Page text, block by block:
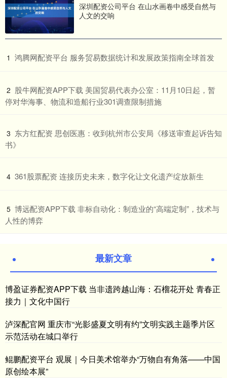
深圳配资公司平台 在山水画卷中感受自然与
人文的交响
1 ​鸿腾网配资平台 服务贸易数据统计和发展政策指南全球首发
2 ​股牛网配资APP下载 美国贸易代表办公室：11月10日起，暂
停对华海事、物流和造船行业301调查限制措施
3 ​东方红配资 思创医惠：收到杭州市公安局《移送审查起诉告知
书》
4 ​361股票配资 连接历史未来，数字化让文化遗产绽放新生
5 ​博远配资APP下载 非标自动化：制造业的“高端定制”，技术与
人性的博弈
最新文章
博盈证券配资APP下载 当非遗跨越山海：石榴花开处 青春正
接力｜文化中国行
泸深配官网 重庆市“光影盛夏文明有约”文明实践主题季片区
示范活动在城口举行
鲲鹏配资平台 观展｜今日美术馆举办“万物自有角落——中国
原创绘本展”